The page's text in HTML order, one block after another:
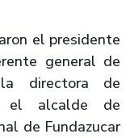
el presidente
general de
directora de
el alcalde de
de Fundazucar